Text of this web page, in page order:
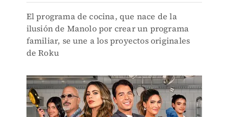
El programa de cocina, que nace de la
ilusión de Manolo por crear un programa
familiar, se une a los proyectos originales
de Roku